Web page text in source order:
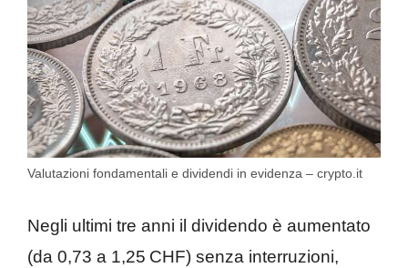
Valutazioni fondamentali e dividendi in evidenza – crypto.it
Negli ultimi tre anni il dividendo è aumentato
(da 0,73 a 1,25 CHF) senza interruzioni,